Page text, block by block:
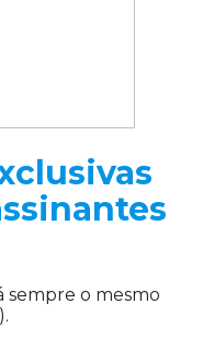
sempre o mesmo
confiança).